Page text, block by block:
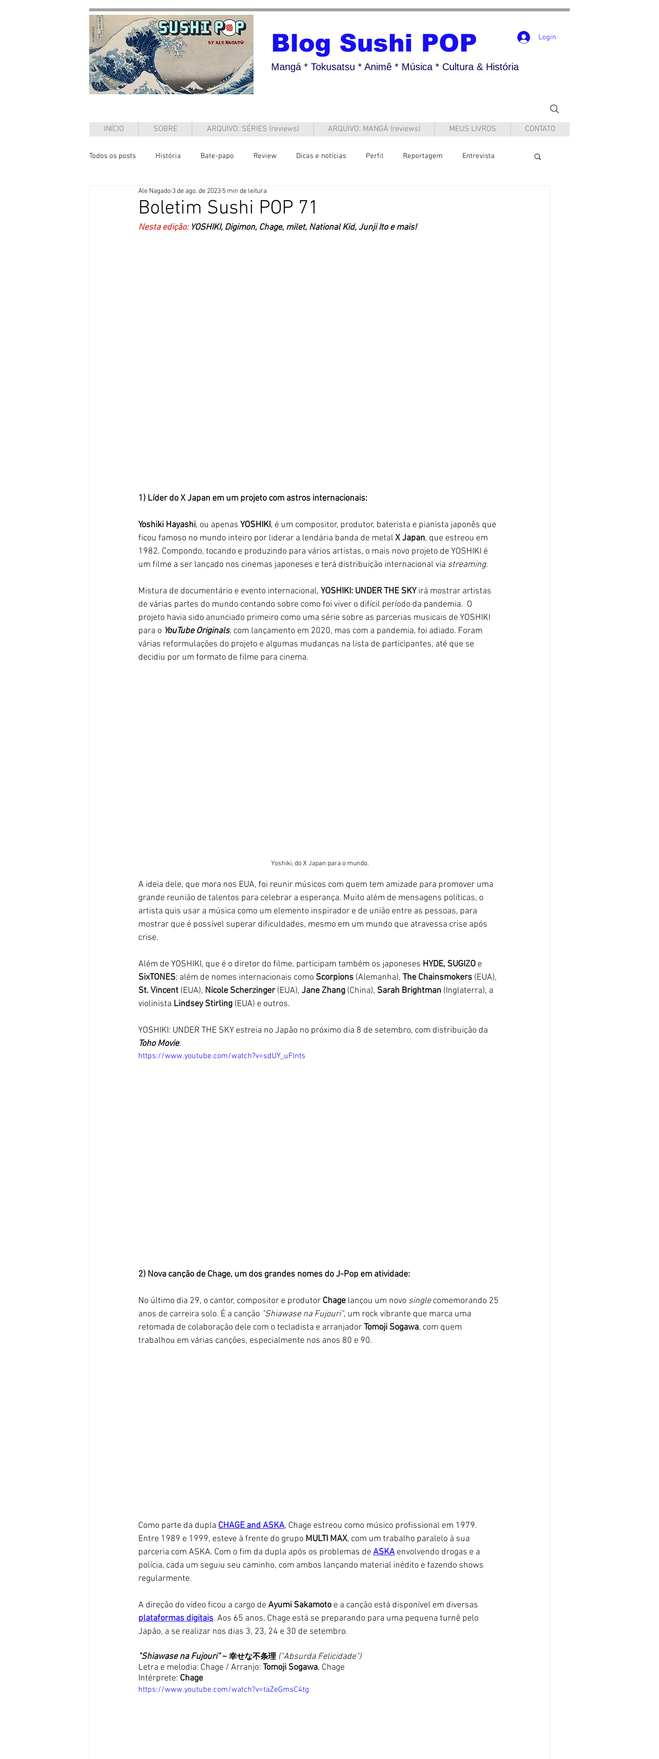
Blog Sushi POP
Mangá * Tokusatsu * Animê * Música * Cultura & História
Login
INÍCIO SOBRE ARQUIVO: SÉRIES (reviews) ARQUIVO: MANGÁ (reviews) MEUS LIVROS CONTATO
Todos os posts História Bate-papo Review Dicas e notícias Perfil Reportagem Entrevista
Boletim Sushi POP 71
Ale Nagado 3 de ago. de 2023 5 min de leitura
Nesta edição: YOSHIKI, Digimon, Chage, milet, National Kid, Junji Ito e mais!
1) Líder do X Japan em um projeto com astros internacionais:
Yoshiki Hayashi, ou apenas YOSHIKI, é um compositor, produtor, baterista e pianista japonês que
ficou famoso no mundo inteiro por liderar a lendária banda de metal X Japan, que estreou em
1982. Compondo, tocando e produzindo para vários artistas, o mais novo projeto de YOSHIKI é
um filme a ser lançado nos cinemas japoneses e terá distribuição internacional via streaming.
Mistura de documentário e evento internacional, YOSHIKI: UNDER THE SKY irá mostrar artistas
de várias partes do mundo contando sobre como foi viver o difícil período da pandemia.  O
projeto havia sido anunciado primeiro como uma série sobre as parcerias musicais de YOSHIKI
para o YouTube Originals, com lançamento em 2020, mas com a pandemia, foi adiado. Foram
várias reformulações do projeto e algumas mudanças na lista de participantes, até que se
decidiu por um formato de filme para cinema.
Yoshiki, do X Japan para o mundo.
A ideia dele, que mora nos EUA, foi reunir músicos com quem tem amizade para promover uma
grande reunião de talentos para celebrar a esperança. Muito além de mensagens políticas, o
artista quis usar a música como um elemento inspirador e de união entre as pessoas, para
mostrar que é possível superar dificuldades, mesmo em um mundo que atravessa crise após
crise.
Além de YOSHIKI, que é o diretor do filme, participam também os japoneses HYDE, SUGIZO e
SixTONES; além de nomes internacionais como Scorpions (Alemanha), The Chainsmokers (EUA),
St. Vincent (EUA), Nicole Scherzinger (EUA), Jane Zhang (China), Sarah Brightman (Inglaterra), a
violinista Lindsey Stirling (EUA) e outros.
YOSHIKI: UNDER THE SKY estreia no Japão no próximo dia 8 de setembro, com distribuição da
Toho Movie.
https://www.youtube.com/watch?v=sdUY_uFlnts
2) Nova canção de Chage, um dos grandes nomes do J-Pop em atividade:
No último dia 29, o cantor, compositor e produtor Chage lançou um novo single comemorando 25
anos de carreira solo. É a canção "Shiawase na Fujouri", um rock vibrante que marca uma
retomada de colaboração dele com o tecladista e arranjador Tomoji Sogawa, com quem
trabalhou em várias canções, especialmente nos anos 80 e 90.
Como parte da dupla CHAGE and ASKA, Chage estreou como músico profissional em 1979.
Entre 1989 e 1999, esteve à frente do grupo MULTI MAX, com um trabalho paralelo à sua
parceria com ASKA. Com o fim da dupla após os problemas de ASKA envolvendo drogas e a
polícia, cada um seguiu seu caminho, com ambos lançando material inédito e fazendo shows
regularmente.
A direção do vídeo ficou a cargo de Ayumi Sakamoto e a canção está disponível em diversas
plataformas digitais. Aos 65 anos, Chage está se preparando para uma pequena turnê pelo
Japão, a se realizar nos dias 3, 23, 24 e 30 de setembro.
"Shiawase na Fujouri" ~ 幸せな不条理 ("Absurda Felicidade")
Letra e melodia: Chage / Arranjo: Tomoji Sogawa, Chage
Intérprete: Chage
https://www.youtube.com/watch?v=taZeGmsC4tg